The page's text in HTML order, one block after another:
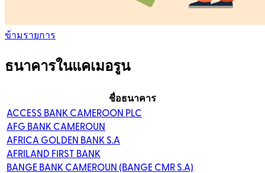
ข้ามรายการ
ธนาคารในแคเมอรูน
ชื่อธนาคาร
ACCESS BANK CAMEROON PLC
AFG BANK CAMEROUN
AFRICA GOLDEN BANK S.A
AFRILAND FIRST BANK
BANGE BANK CAMEROUN (BANGE CMR S.A)